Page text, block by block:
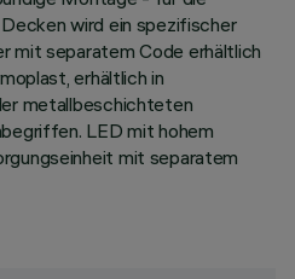
wird ein spezifischer
mit separatem Code erhältlich
erhältlich in
metallbeschichteten
LED mit hohem
mit separatem